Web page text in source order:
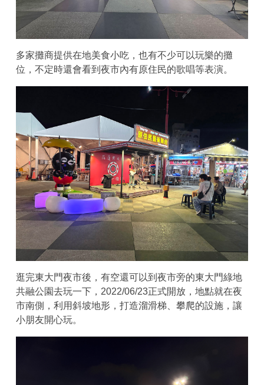
多家攤商提供在地美食小吃，也有不少可以玩樂的攤
位，不定時還會看到夜市內有原住民的歌唱等表演。
逛完東大門夜市後，有空還可以到夜市旁的東大門綠地
共融公園去玩一下，2022/06/23正式開放，地點就在夜
市南側，利用斜坡地形，打造溜滑梯、攀爬的設施，讓
小朋友開心玩。